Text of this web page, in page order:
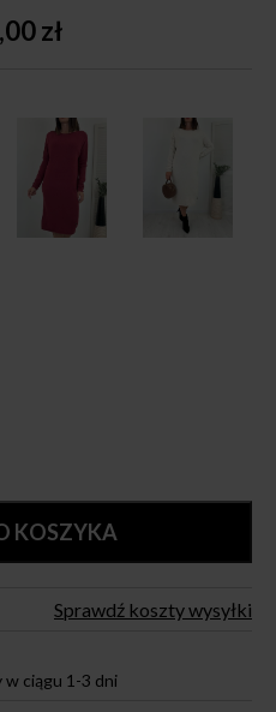
zł
KOSZYKA
Sprawdź koszty wysyłki
w ciągu 1-3 dni